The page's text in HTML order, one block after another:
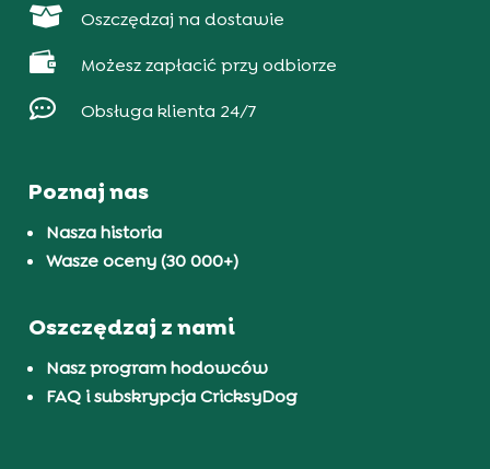
 Oszczędzaj na dostawie
 Możesz zapłacić przy odbiorze
 Obsługa klienta 24/7
Poznaj nas
Nasza historia
Wasze oceny (30 000+)
Oszczędzaj z nami
Nasz program hodowców
FAQ i subskrypcja CricksyDog